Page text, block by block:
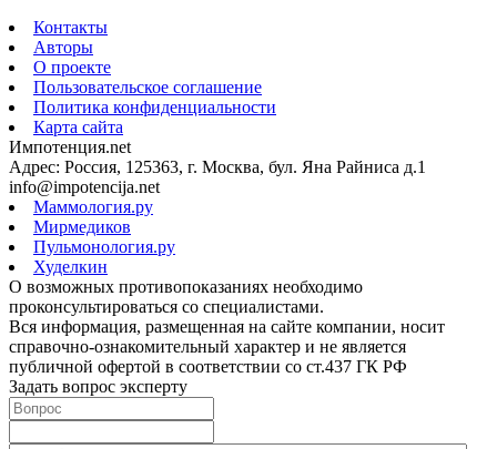
Контакты
Авторы
О проекте
Пользовательское соглашение
Политика конфиденциальности
Карта сайта
Импотенция.net
Адрес: Россия, 125363, г. Москва, бул. Яна Райниса д.1
info@impotencija.net
Маммология.ру
Мирмедиков
Пульмонология.ру
Худелкин
О возможных противопоказаниях необходимо
проконсультироваться со специалистами.
Вся информация, размещенная на сайте компании, носит
справочно-ознакомительный характер и не является
публичной офертой в соответствии со ст.437 ГК РФ
Задать вопрос эксперту